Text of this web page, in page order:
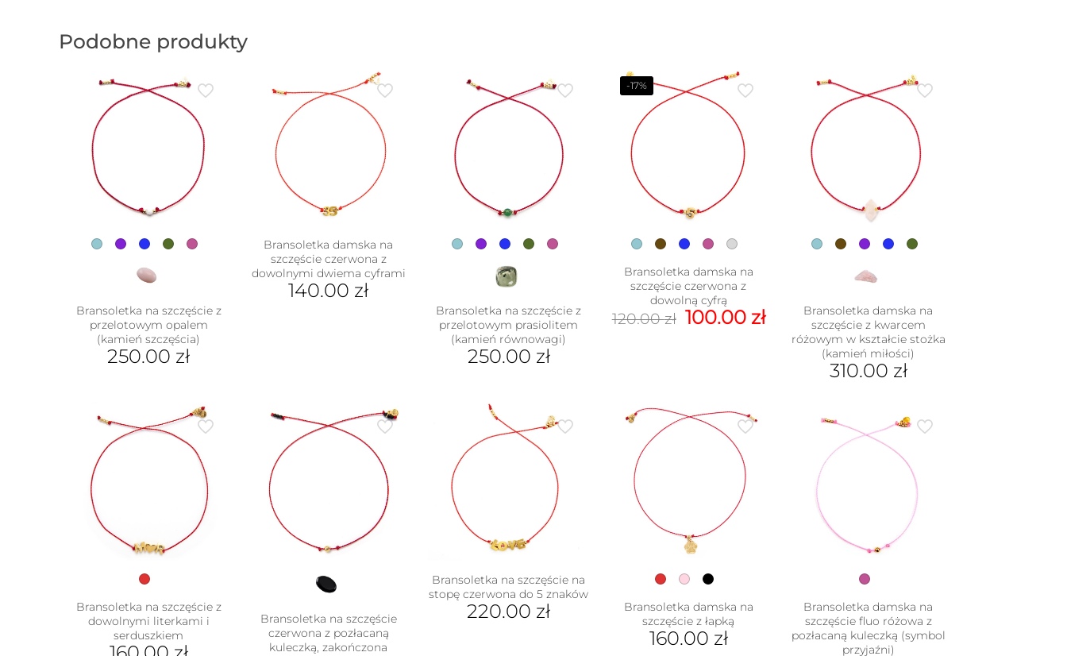
Podobne produkty
Bransoletka na szczęście z
przelotowym opalem
(kamień szczęścia)
250.00 zł
wiele
wariantów.
produktu
Bransoletka damska na
szczęście czerwona z
dowolnymi dwiema cyframi
140.00 zł
Bransoletka na szczęście z
przelotowym prasiolitem
(kamień równowagi)
250.00 zł
wiele
wariantów.
stronie
produktu
-17%
Bransoletka damska na
szczęście czerwona z
dowolną cyfrą
120.00zł Pierwotna
cena
100.00 złAktualna
cena
wynosi:
100.00 zł.
Opcje
można
produktu
Bransoletka damska na
szczęście z kwarcem
różowym w kształcie stożka
(kamień miłości)
310.00 zł
wiele
wariantów.
stronie
produktu
Bransoletka na szczęście z
dowolnymi literkami i
serduszkiem
Bransoletka na szczęście
czerwona z pozłacaną
kuleczką, zakończona
Bransoletka na szczęście na
stopę czerwona do 5 znaków
220.00 zł
Bransoletka damska na
szczęście z łapką
160.00 zł
Bransoletka damska na
szczęście fluo różowa z
pozłacaną kuleczką (symbol
przyjaźni)